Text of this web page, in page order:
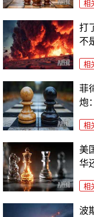
相
打
不
相
菲
炮
相
美
华
相
波